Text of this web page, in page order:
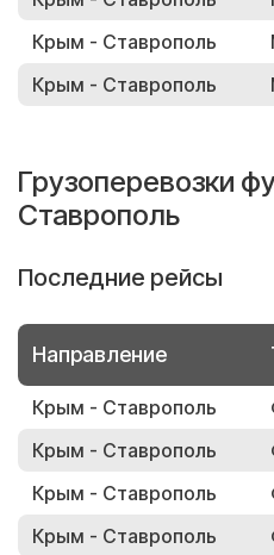
Крым - Ставрополь
Крым - Ставрополь
Грузоперевозки
Ставрополь
Последние рейсы
Направление
Крым - Ставрополь
Крым - Ставрополь
Крым - Ставрополь
Крым - Ставрополь